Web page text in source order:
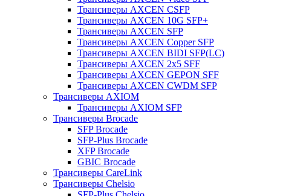
Трансиверы AXCEN CSFP
Трансиверы AXCEN 10G SFP+
Трансиверы AXCEN SFP
Трансиверы AXCEN Copper SFP
Трансиверы AXCEN BIDI SFP(LC)
Трансиверы AXCEN 2x5 SFF
Трансиверы AXCEN GEPON SFF
Трансиверы AXCEN CWDM SFP
Трансиверы AXIOM
Трансиверы AXIOM SFP
Трансиверы Brocade
SFP Brocade
SFP-Plus Brocade
XFP Brocade
GBIC Brocade
Трансиверы CareLink
Трансиверы Chelsio